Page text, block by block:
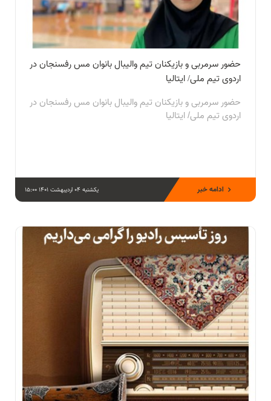
حضور سرمربی و بازیکنان تیم والیبال بانوان مس رفسنجان در
اردوی تیم ملی/ ایتالیا
حضور سرمربی و بازیکنان تیم والیبال بانوان مس رفسنجان در
اردوی تیم ملی/ ایتالیا
یکشنبه 04 اردیبهشت 1401 15:00 ادامه خبر